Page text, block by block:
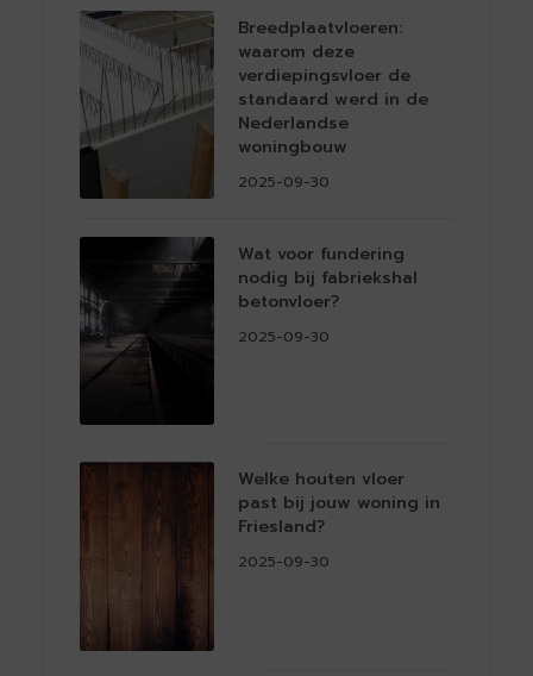
Breedplaatvloeren:
waarom deze
verdiepingsvloer de
standaard werd in de
Nederlandse
woningbouw
2025-09-30
Wat voor fundering
nodig bij fabriekshal
betonvloer?
2025-09-30
Welke houten vloer
past bij jouw woning in
Friesland?
2025-09-30